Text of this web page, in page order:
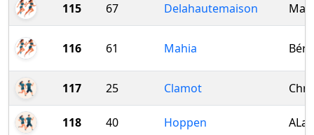
115 67 Delahautemaison
116 61 Mahia
117 25 Clamot
118 40 Hoppen